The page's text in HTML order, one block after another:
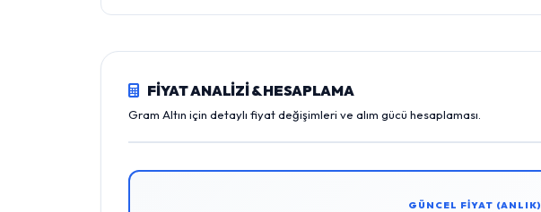
FİYAT ANALİZİ & HESAPLAMA
Gram Altın için detaylı fiyat değişimleri ve alım gücü hesaplaması.
GÜNCEL FİYAT (ANLIK)